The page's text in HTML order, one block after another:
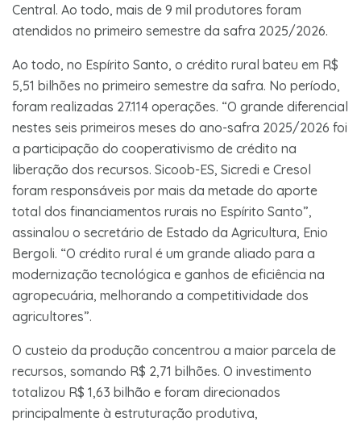
Central. Ao todo, mais de 9 mil produtores foram
atendidos no primeiro semestre da safra 2025/2026.
Ao todo, no Espírito Santo, o crédito rural bateu em R$
5,51 bilhões no primeiro semestre da safra. No período,
foram realizadas 27.114 operações. “O grande diferencial
nestes seis primeiros meses do ano-safra 2025/2026 foi
a participação do cooperativismo de crédito na
liberação dos recursos. Sicoob-ES, Sicredi e Cresol
foram responsáveis por mais da metade do aporte
total dos financiamentos rurais no Espírito Santo”,
assinalou o secretário de Estado da Agricultura, Enio
Bergoli. “O crédito rural é um grande aliado para a
modernização tecnológica e ganhos de eficiência na
agropecuária, melhorando a competitividade dos
agricultores”.
O custeio da produção concentrou a maior parcela de
recursos, somando R$ 2,71 bilhões. O investimento
totalizou R$ 1,63 bilhão e foram direcionados
principalmente à estruturação produtiva,